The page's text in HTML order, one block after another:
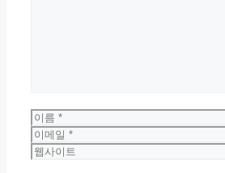
이
름
이
메
웹